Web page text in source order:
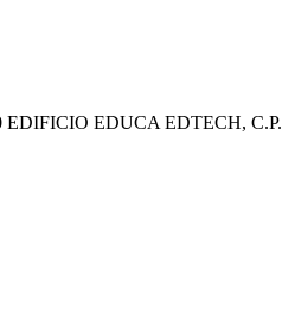
EDIFICIO EDUCA EDTECH, C.P.